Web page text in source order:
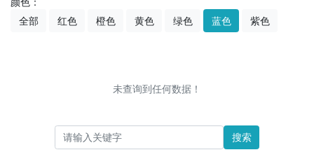
全部
红色 橙色 黄色 绿色 蓝色 紫色
未查询到任何数据！
搜索